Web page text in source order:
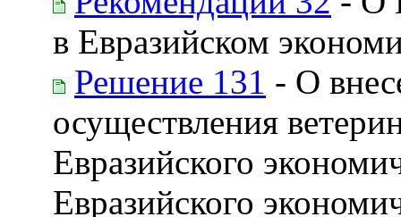
в Евразийском
Решение 131 - О
осуществления
Евразийского
Евразийского